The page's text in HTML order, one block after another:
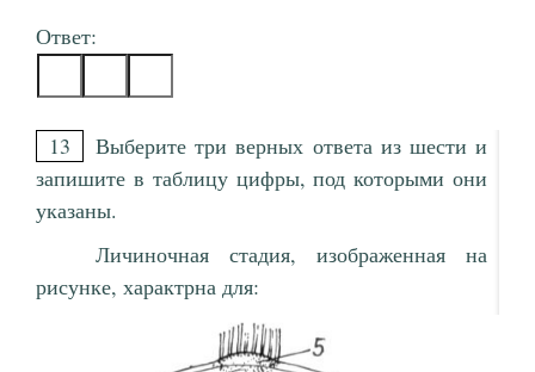
Ответ:
13
Выберите три верных ответа из шести и
запишите в таблицу цифры, под которыми они
указаны.
Личиночная стадия, изображенная на
рисунке, характрна для: